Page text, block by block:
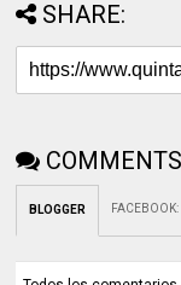
SHARE:
COMMENTS
BLOGGER FACEBOOK: